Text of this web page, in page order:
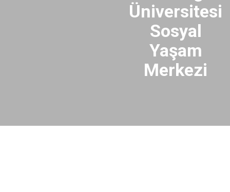
Üniversitesi
Sosyal
Yaşam
Merkezi